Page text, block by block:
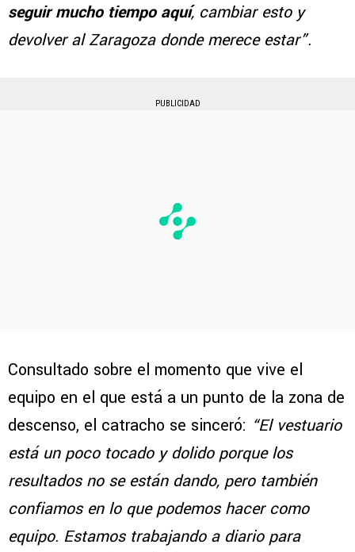
seguir mucho tiempo aquí, cambiar esto y
devolver al Zaragoza donde merece estar”.
PUBLICIDAD
Consultado sobre el momento que vive el
equipo en el que está a un punto de la zona de
descenso, el catracho se sinceró: “El vestuario
está un poco tocado y dolido porque los
resultados no se están dando, pero también
confiamos en lo que podemos hacer como
equipo. Estamos trabajando a diario para